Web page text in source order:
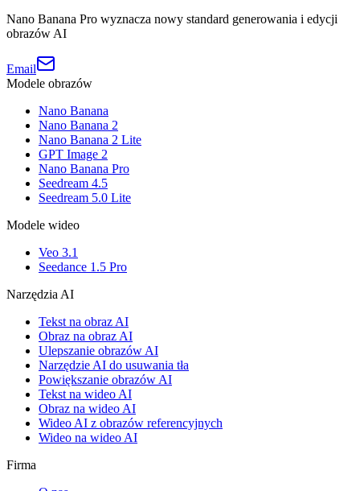
Nano Banana Pro wyznacza nowy standard generowania i edycji
obrazów AI
Email
Modele obrazów
Nano Banana
Nano Banana 2
Nano Banana 2 Lite
GPT Image 2
Nano Banana Pro
Seedream 4.5
Seedream 5.0 Lite
Modele wideo
Veo 3.1
Seedance 1.5 Pro
Narzędzia AI
Tekst na obraz AI
Obraz na obraz AI
Ulepszanie obrazów AI
Narzędzie AI do usuwania tła
Powiększanie obrazów AI
Tekst na wideo AI
Obraz na wideo AI
Wideo AI z obrazów referencyjnych
Wideo na wideo AI
Firma